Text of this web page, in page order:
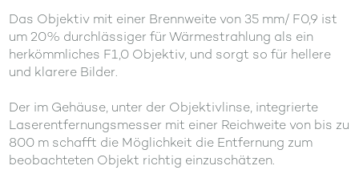
Das Objektiv mit einer Brennweite von 35 mm/ F0,9 ist
um 20% durchlässiger für Wärmestrahlung als ein
herkömmliches F1,0 Objektiv, und sorgt so für hellere
und klarere Bilder.
Der im Gehäuse, unter der Objektivlinse, integrierte
Laserentfernungsmesser mit einer Reichweite von bis zu
800 m schafft die Möglichkeit die Entfernung zum
beobachteten Objekt richtig einzuschätzen.